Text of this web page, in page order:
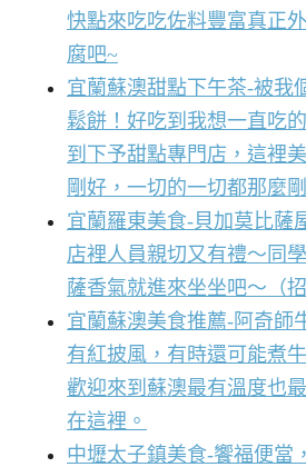
快點來吃吃佐料豐富真正
腐吧~
宜蘭蘇澳甜點下午茶-被我
鬆餅！好吃到我想一直吃
到下予甜點專門店，這裡
剛好，一切的一切都那麼
宜蘭羅東美食-貝加莫比薩
店裡人員親切又有禮～同
薩香氣就進來坐坐吧～（
宜蘭蘇澳美食推薦-阿奇師
有紅披風，有時還可能煮
歡迎來到蘇澳最有溫度也
在這裡。
中壢太子鎮美食-饗福便當